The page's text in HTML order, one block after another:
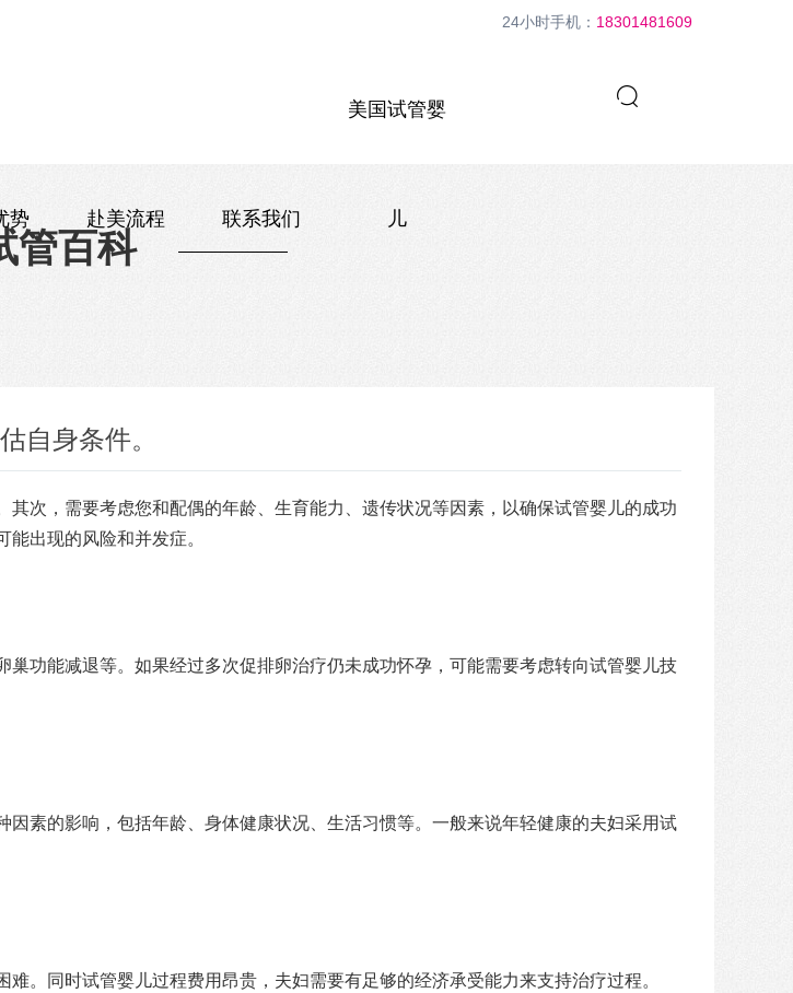
24小时手机： 18301481609
势 赴美流程 联系我们
美国试管婴
儿
管百科
自身条件。
次，需要考虑您和配偶的年龄、生育能力、遗传状况等因素，以确保试管婴儿的成功
出现的风险和并发症。
功能减退等。如果经过多次促排卵治疗仍未成功怀孕，可能需要考虑转向试管婴儿技
素的影响，包括年龄、身体健康状况、生活习惯等。一般来说年轻健康的夫妇采用试
。同时试管婴儿过程费用昂贵，夫妇需要有足够的经济承受能力来支持治疗过程。